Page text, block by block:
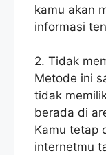
kamu akan
informasi
2. Tidak
Metode ini
tidak
berada di
Kamu tetap
internetmu